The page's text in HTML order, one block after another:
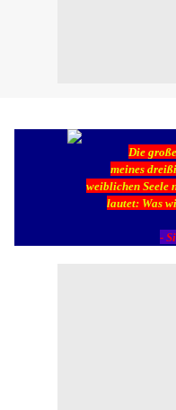
Die
meines
weiblichen Seele
lautet: Was
-